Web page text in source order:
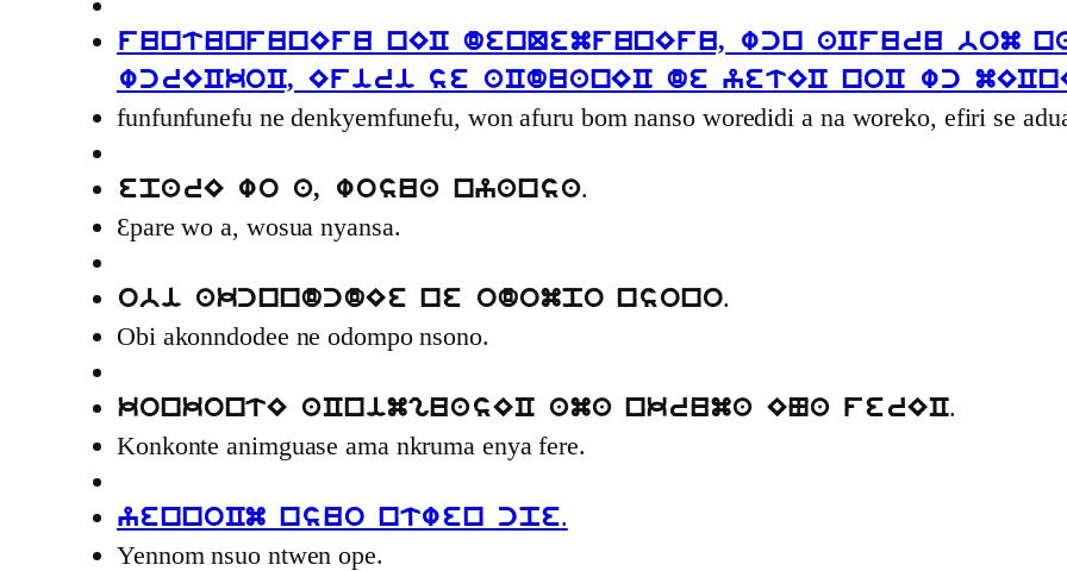
funtunfunEfu nEC denQemfunEfu, wcn aCfuru bom
wcrECkoC, Efiri se aCduanEC de yetEC noC wc
funfunfunefu ne denkyemfunefu, won afuru bom nanso woredidi a na woreko, efiri se
eparE wo a, wosua nyansa.
Ɛpare wo a, wosua nyansa.
obi akcnndcdEe ne odompo nsono.
Obi akonndodee ne odompo nsono.
konkontE aCnimguasEC ama nkruma ENa ferEC.
Konkonte animguase ama nkruma enya fere.
yennoCm nsuo ntwen cpe.
Yennom nsuo ntwen ope.